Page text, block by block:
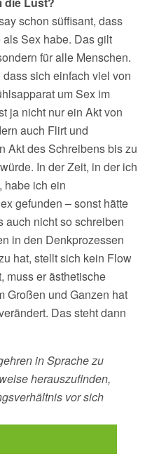
schon süffisant, dass
Sex habe. Das gilt
für alle Menschen.
sich einfach viel von
um Sex im
ja nicht nur ein Akt von
auch Flirt und
Akt des Schreibens bis zu
In der Zeit, in der ich
habe ich ein
gefunden – sonst hätte
auch nicht so schreiben
in den Denkprozessen
hat, stellt sich kein Flow
muss er ästhetische
Großen und Ganzen hat
Das steht dann
in Sprache zu
herauszufinden,
vor sich